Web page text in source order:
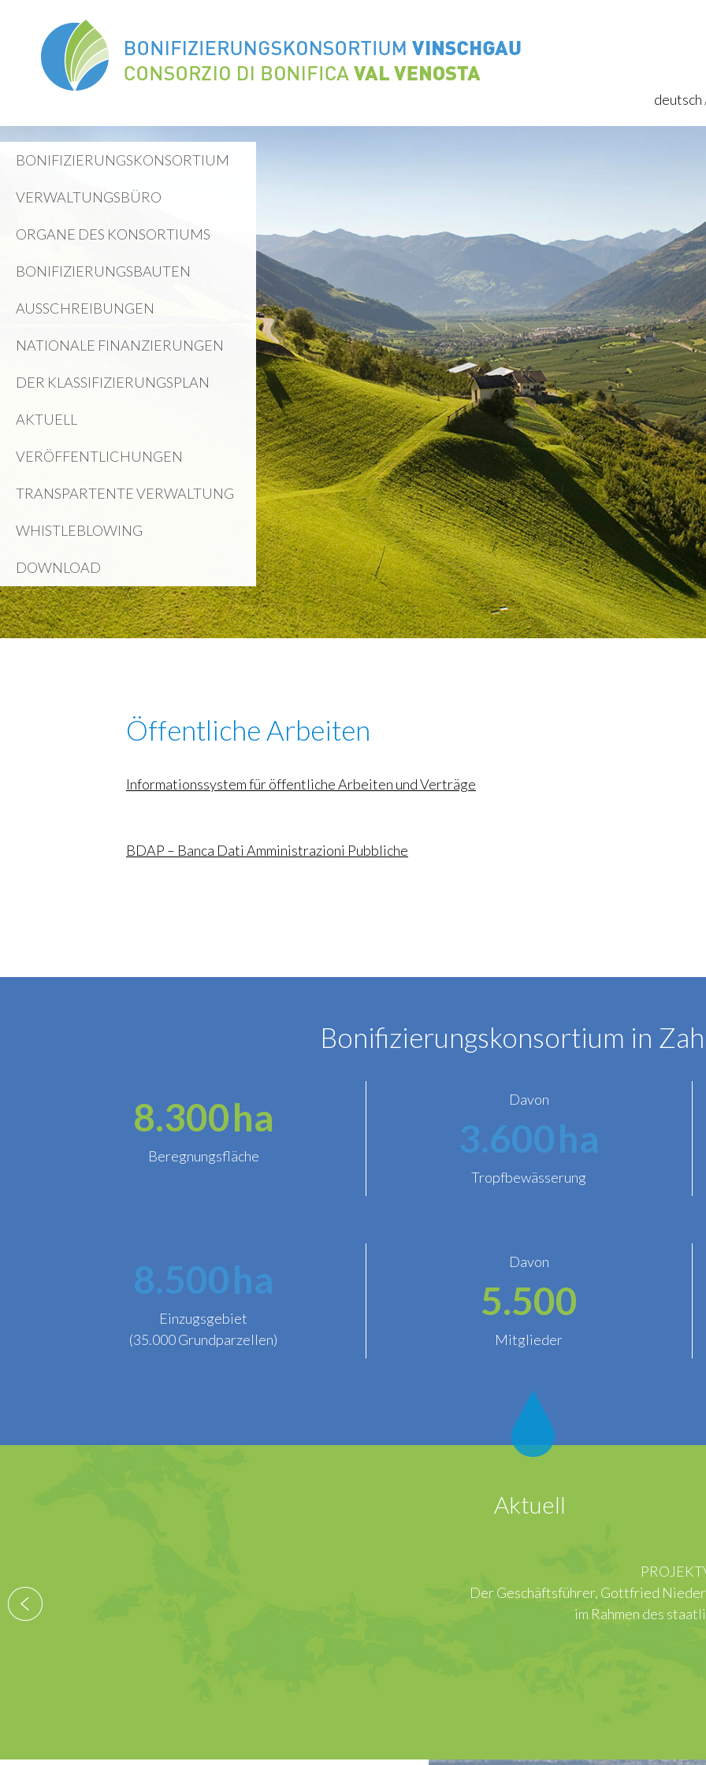
deutsch
BONIFIZIERUNGSKONSORTIUM
VERWALTUNGSBÜRO
ORGANE DES KONSORTIUMS
BONIFIZIERUNGSBAUTEN
AUSSCHREIBUNGEN
NATIONALE FINANZIERUNGEN
DER KLASSIFIZIERUNGSPLAN
AKTUELL
VERÖFFENTLICHUNGEN
TRANSPARTENTE VERWALTUNG
WHISTLEBLOWING
DOWNLOAD
Öffentliche Arbeiten
Informationssystem für öffentliche Arbeiten und Verträge
BDAP – Banca Dati Amministrazioni Pubbliche
Bonifizierungskonsortium in
8.300ha
Beregnungsfläche
Davon
3.600ha
Tropfbewässerung
8.500ha
Einzugsgebiet
(35.000 Grundparzellen)
Davon
5.500
Mitglieder
Aktuell
Der Geschäftsführer, Gottfried Niedermair, hatte die Gelegenheit, in
im Rahmen des staatlichen Aufbaufonds PNIISSI vor dem…